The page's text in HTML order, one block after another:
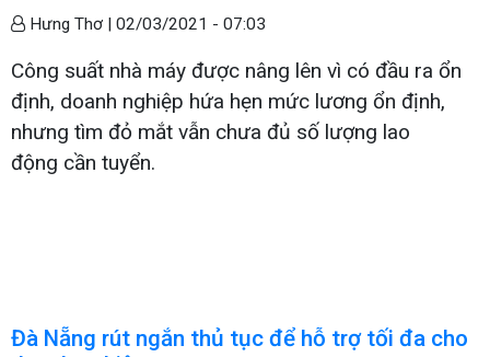
Hưng Thơ | 02/03/2021 - 07:03
Công suất nhà máy được nâng lên vì có đầu ra ổn
định, doanh nghiệp hứa hẹn mức lương ổn định,
nhưng tìm đỏ mắt vẫn chưa đủ số lượng lao
động cần tuyển.
Đà Nẵng rút ngắn thủ tục để hỗ trợ tối đa cho